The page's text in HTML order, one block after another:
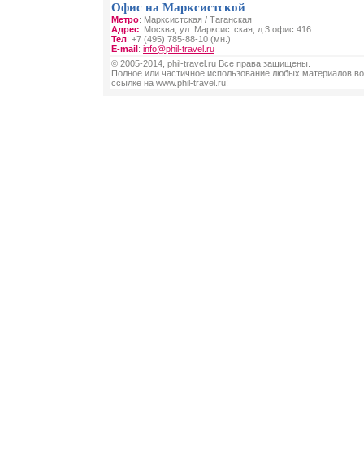
Офис на Марксистской
Метро: Марксистская / Таганская
Адрес: Москва, ул. Марксистская, д 3 офис 416
Тел: +7 (495) 785-88-10 (мн.)
E-mail: info@phil-travel.ru
© 2005-2014, phil-travel.ru Все права защищены.
Полное или частичное использование любых материалов
ссылке на www.phil-travel.ru!